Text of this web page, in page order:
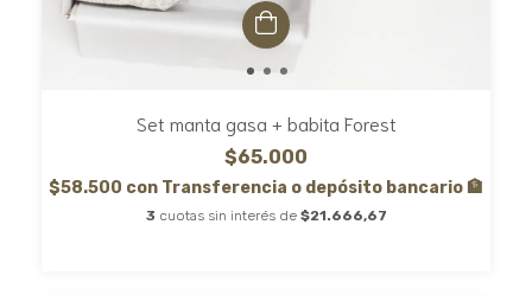
Set manta gasa + babita Forest
$65.000
$58.500 con Transferencia o depósito bancario 🏦
3 cuotas sin interés de $21.666,67